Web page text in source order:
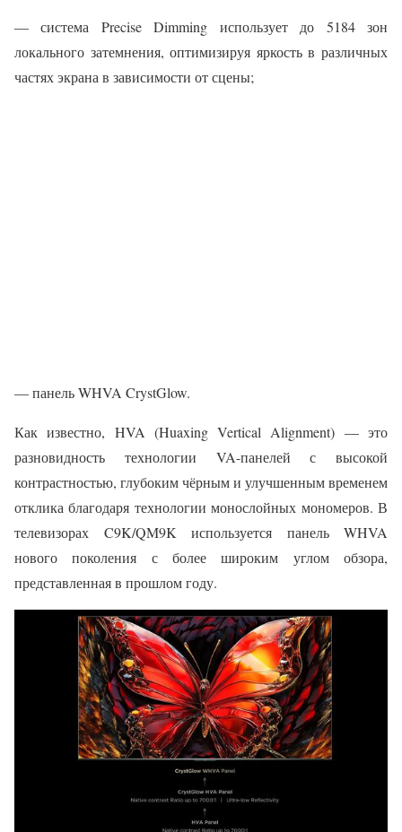
— система Precise Dimming использует до 5184 зон
локального затемнения, оптимизируя яркость в различных
частях экрана в зависимости от сцены;
— панель WHVA CrystGlow.
Как известно, HVA (Huaxing Vertical Alignment) — это
разновидность технологии VA-панелей с высокой
контрастностью, глубоким чёрным и улучшенным временем
отклика благодаря технологии монослойных мономеров. В
телевизорах C9K/QM9K используется панель WHVA
нового поколения с более широким углом обзора,
представленная в прошлом году.